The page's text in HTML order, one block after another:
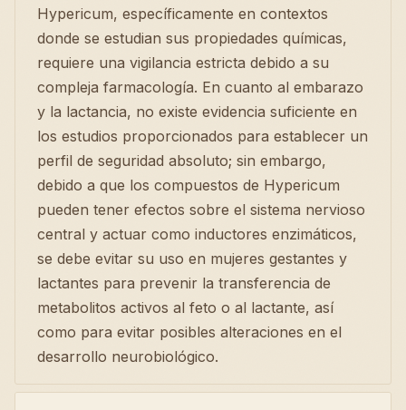
Hypericum, específicamente en contextos
donde se estudian sus propiedades químicas,
requiere una vigilancia estricta debido a su
compleja farmacología. En cuanto al embarazo
y la lactancia, no existe evidencia suficiente en
los estudios proporcionados para establecer un
perfil de seguridad absoluto; sin embargo,
debido a que los compuestos de Hypericum
pueden tener efectos sobre el sistema nervioso
central y actuar como inductores enzimáticos,
se debe evitar su uso en mujeres gestantes y
lactantes para prevenir la transferencia de
metabolitos activos al feto o al lactante, así
como para evitar posibles alteraciones en el
desarrollo neurobiológico.